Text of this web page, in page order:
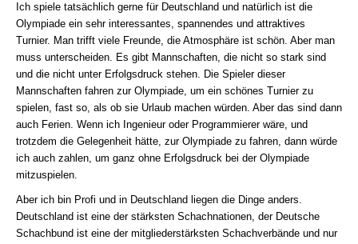
Ich spiele tatsächlich gerne für Deutschland und natürlich ist die
Olympiade ein sehr interessantes, spannendes und attraktives
Turnier. Man trifft viele Freunde, die Atmosphäre ist schön. Aber man
muss unterscheiden. Es gibt Mannschaften, die nicht so stark sind
und die nicht unter Erfolgsdruck stehen. Die Spieler dieser
Mannschaften fahren zur Olympiade, um ein schönes Turnier zu
spielen, fast so, als ob sie Urlaub machen würden. Aber das sind dann
auch Ferien. Wenn ich Ingenieur oder Programmierer wäre, und
trotzdem die Gelegenheit hätte, zur Olympiade zu fahren, dann würde
ich auch zahlen, um ganz ohne Erfolgsdruck bei der Olympiade
mitzuspielen.
Aber ich bin Profi und in Deutschland liegen die Dinge anders.
Deutschland ist eine der stärksten Schachnationen, der Deutsche
Schachbund ist eine der mitgliederstärksten Schachverbände und nur